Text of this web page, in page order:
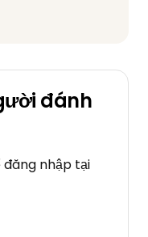
đánh
nhập tại